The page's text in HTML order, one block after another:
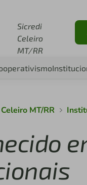
Sicredi
Celeiro
MT/RR
MT/RR